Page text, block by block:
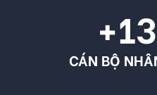
CÁN BỘ